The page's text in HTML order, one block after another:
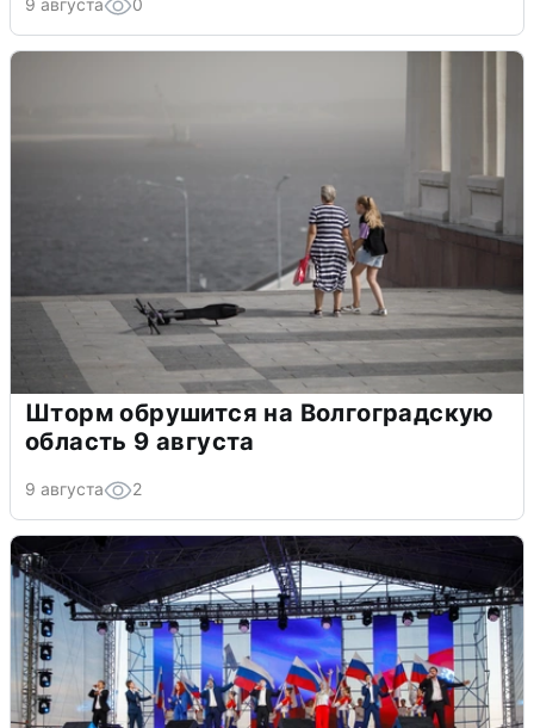
9 августа 0
Шторм обрушится на Волгоградскую
область 9 августа
9 августа 2